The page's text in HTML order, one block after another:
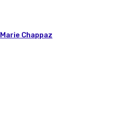
Marie Chappaz